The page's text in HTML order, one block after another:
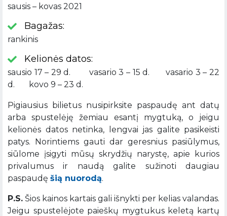
sausis – kovas 2021
Bagažas:
rankinis
Kelionės datos:
sausio 17 – 29 d. vasario 3 – 15 d. vasario 3 – 22
d. kovo 9 – 23 d.
Pigiausius bilietus nusipirksite paspaudę ant datų
arba spustelėję žemiau esantį mygtuką, o jeigu
kelionės datos netinka, lengvai jas galite pasikeisti
patys. Norintiems gauti dar geresnius pasiūlymus,
siūlome įsigyti mūsų skrydžių narystę, apie kurios
privalumus ir naudą galite sužinoti daugiau
paspaudę šią nuorodą.
P.S. Šios kainos kartais gali išnykti per kelias valandas.
Jeigu spustelėjote paieškų mygtukus keletą kartų